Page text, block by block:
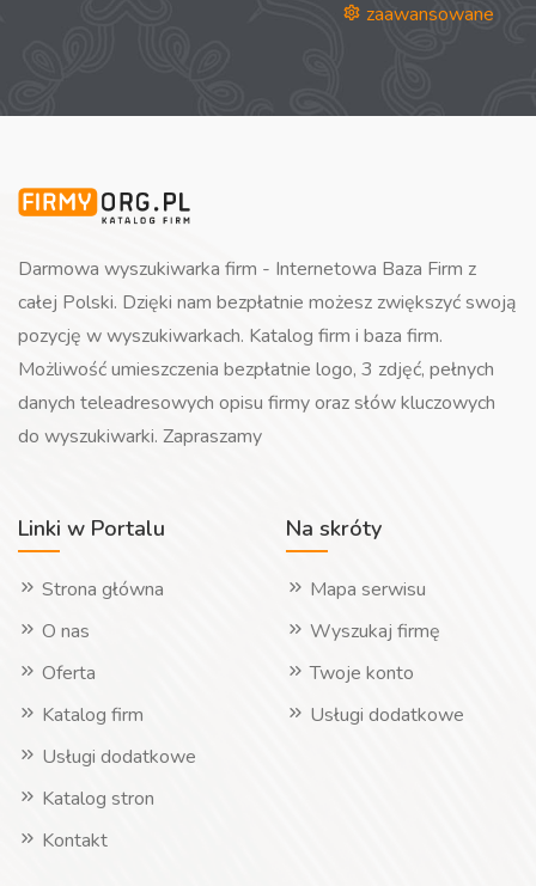
zaawansowane
Darmowa wyszukiwarka firm - Internetowa Baza Firm z
całej Polski. Dzięki nam bezpłatnie możesz zwiększyć swoją
pozycję w wyszukiwarkach. Katalog firm i baza firm.
Możliwość umieszczenia bezpłatnie logo, 3 zdjęć, pełnych
danych teleadresowych opisu firmy oraz słów kluczowych
do wyszukiwarki. Zapraszamy
Linki w Portalu
Strona główna
O nas
Oferta
Katalog firm
Usługi dodatkowe
Katalog stron
Kontakt
Na skróty
Mapa serwisu
Wyszukaj firmę
Twoje konto
Usługi dodatkowe